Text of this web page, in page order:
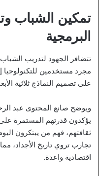
تمكين الشباب
البرمجية
تتضافر الجهود لتدريب
مجرد مستخدمين
على تصميم النماذج ثلاثية
ويوضح صانع المحتوى عبد
يؤكدون قدرتهم المستمرة
ثقافتهم، فهم من يبتكرون
تجارب تروي تاريخ
اقتصادية واعدة.